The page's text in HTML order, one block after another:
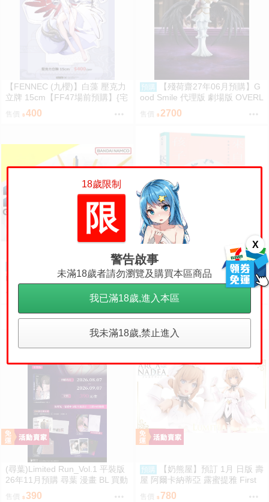
X
【FENNEC (九櫻)】白藻 壓克力
立牌 15cm【FF47場前預購】{宅
售價 400
預購
【殘荷齋27年06月預購】G
ood Smile 代理版 劇場版 OVERL
ORD 聖王國篇 雅兒貝德 figma
可動 0917
售價 2700
【台中金曜】26年9月 萬代
南夢宮 鋼彈 GUNDAM HEAD 造
型頭像 第四彈 盲盒 中盒6入 081
【一起來當嗑書蟲】來自清水的
孩子 Son of Formosa 1：愛讀冊
售價 480
(尋葉)Limited Run_Vol.1 平裝版
26年11月預購 尋葉 漫畫 BL 買動
售價 390
預購
【奶熊屋】預訂 1月 日版 壽
屋 阿爾卡納蒂亞 露蜜提雅 First
Engage 一般版 組裝模型 0816
售價 780
18歲限制
限
警告啟事
未滿18歲者請勿瀏覽及購買本區商品
我已滿18歲,進入本區
我未滿18歲,禁止進入